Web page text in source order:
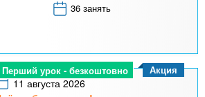
36 занять
Перший урок - безкоштовно
11 августа 2026
Акция